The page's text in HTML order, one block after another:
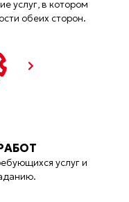
услуг, в котором
обеих сторон.
услуг и